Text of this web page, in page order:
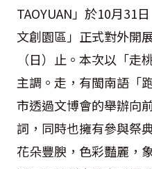
TAOYUAN」於10月31
文創園區」正式對外開
（日）止。本次以「
主調。走，有閩南語「
市透過文博會的舉辦向
詞，同時也擁有參與祭
花朵豐腴，色彩豔麗，